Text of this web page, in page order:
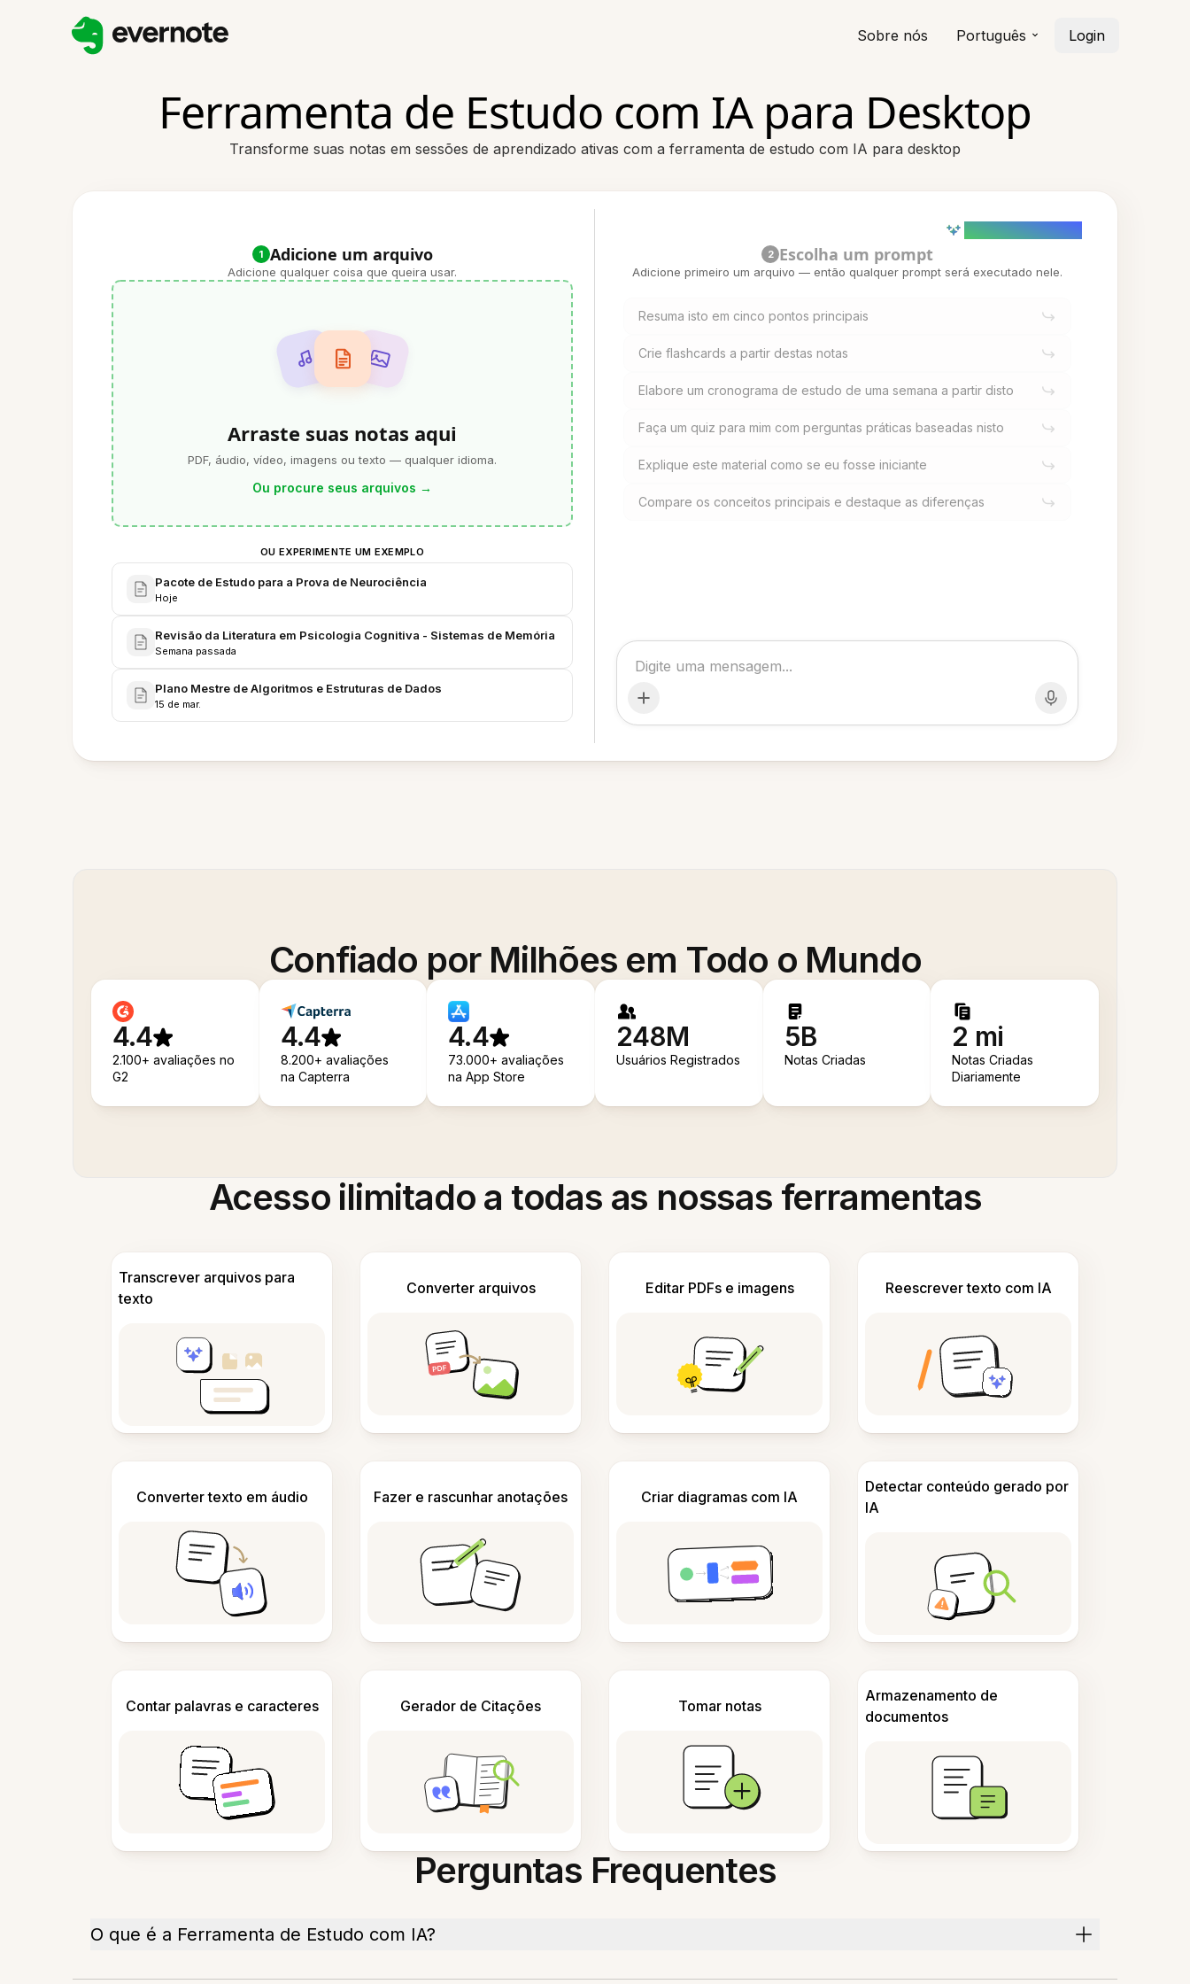
Sobre nós Português Login
Ferramenta de Estudo com IA para Desktop
Transforme suas notas em sessões de aprendizado ativas com a ferramenta de estudo com IA para desktop
1 Adicione um arquivo
Adicione qualquer coisa que queira usar.
Arraste suas notas aqui
PDF, áudio, vídeo, imagens ou texto — qualquer idioma.
Ou procure seus arquivos →
OU EXPERIMENTE UM EXEMPLO
Pacote de Estudo para a Prova de Neurociência
Hoje
Revisão da Literatura em Psicologia Cognitiva - Sistemas de Memória
Semana passada
Plano Mestre de Algoritmos e Estruturas de Dados
15 de mar.
2 Escolha um prompt
Adicione primeiro um arquivo — então qualquer prompt será executado nele.
Resuma isto em cinco pontos principais
Crie flashcards a partir destas notas
Elabore um cronograma de estudo de uma semana a partir disto
Faça um quiz para mim com perguntas práticas baseadas nisto
Explique este material como se eu fosse iniciante
Compare os conceitos principais e destaque as diferenças
Confiado por Milhões em Todo o Mundo
4.4
2.100+ avaliações no
G2
4.4
8.200+ avaliações
na Capterra
4.4
73.000+ avaliações
na App Store
248M
Usuários Registrados
5B
Notas Criadas
2 mi
Notas Criadas
Diariamente
Acesso ilimitado a todas as nossas ferramentas
Transcrever arquivos para
texto
Converter arquivos Editar PDFs e imagens Reescrever texto com IA
Converter texto em áudio Fazer e rascunhar anotações Criar diagramas com IA
Detectar conteúdo gerado por
IA
Contar palavras e caracteres Gerador de Citações Tomar notas
Armazenamento de
documentos
Perguntas Frequentes
O que é a Ferramenta de Estudo com IA?